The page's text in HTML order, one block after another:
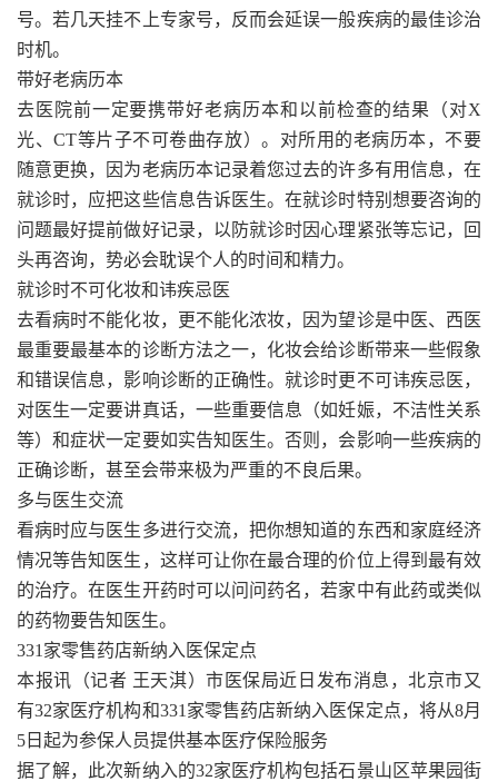
号。若几天挂不上专家号，反而会延误一般疾病的最佳诊治
时机。
带好老病历本
去医院前一定要携带好老病历本和以前检查的结果（对X
光、CT等片子不可卷曲存放）。对所用的老病历本，不要
随意更换，因为老病历本记录着您过去的许多有用信息，在
就诊时，应把这些信息告诉医生。在就诊时特别想要咨询的
问题最好提前做好记录，以防就诊时因心理紧张等忘记，回
头再咨询，势必会耽误个人的时间和精力。
就诊时不可化妆和讳疾忌医
去看病时不能化妆，更不能化浓妆，因为望诊是中医、西医
最重要最基本的诊断方法之一，化妆会给诊断带来一些假象
和错误信息，影响诊断的正确性。就诊时更不可讳疾忌医，
对医生一定要讲真话，一些重要信息（如妊娠，不洁性关系
等）和症状一定要如实告知医生。否则，会影响一些疾病的
正确诊断，甚至会带来极为严重的不良后果。
多与医生交流
看病时应与医生多进行交流，把你想知道的东西和家庭经济
情况等告知医生，这样可让你在最合理的价位上得到最有效
的治疗。在医生开药时可以问问药名，若家中有此药或类似
的药物要告知医生。
331家零售药店新纳入医保定点
本报讯（记者 王天淇）市医保局近日发布消息，北京市又
有32家医疗机构和331家零售药店新纳入医保定点，将从8月
5日起为参保人员提供基本医疗保险服务
据了解，此次新纳入的32家医疗机构包括石景山区苹果园街